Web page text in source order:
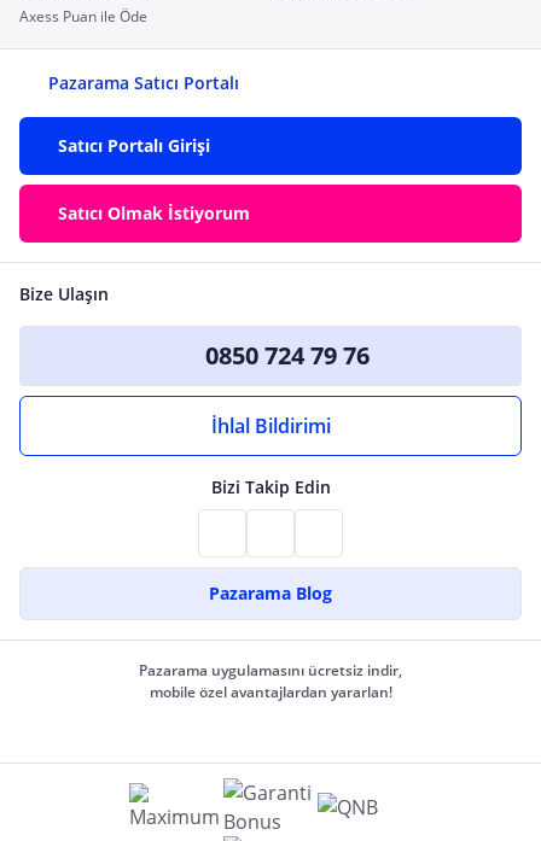
Axess Puan ile Öde
Pazarama Satıcı Portalı
Satıcı Portalı Girişi
Satıcı Olmak İstiyorum
Bize Ulaşın
0850 724 79 76
İhlal Bildirimi
Bizi Takip Edin
Pazarama Blog
Pazarama uygulamasını ücretsiz indir,
mobile özel avantajlardan yararlan!